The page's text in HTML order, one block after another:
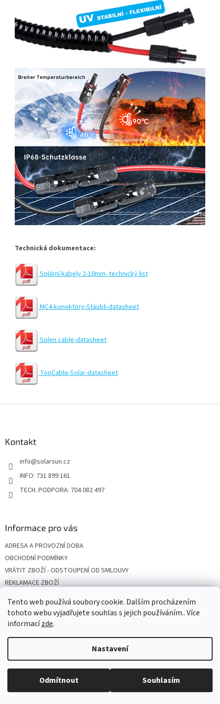
Tento web používá soubory cookie. Dalším procházením
tohoto webu vyjadřujete souhlas s jejich používáním.. Více
informacízde.
Nastavení
Odmítnout Souhlasím
Technická dokumentace:
Solární kabely 2-10mm- technický list
MC4-konektory-Stäubli-datasheet
Solen cable-datasheet
TopCable-Solar-datasheet
Kontakt
info@solarsun.cz
INFO: 731 899 161
TECH. PODPORA: 704 082 497
Informace pro vás
ADRESA A PROVOZNÍ DOBA
OBCHODNÍ PODMÍNKY
VRÁTIT ZBOŽÍ - ODSTOUPENÍ OD SMLOUVY
REKLAMACE ZBOŽÍ
PODMÍNKY OCHRANY OSOBNÍCH ÚDAJŮ
Vytvořil Shoptet
Copyright 2026SOLARSUN . Všechna práva vyhrazena.